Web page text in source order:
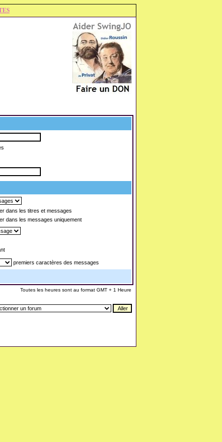
dans les titres et messages
dans les messages uniquement
premiers caractères des messages
Toutes les heures sont au format GMT + 1 Heure